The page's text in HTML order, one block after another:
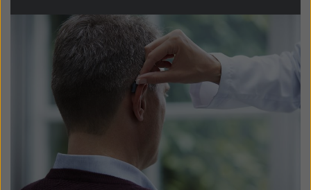
Kazakhstan Korea
Latinoamérica Netherlands
New Zealand Norge
Schweiz Suisse
Sverige
Türkçe